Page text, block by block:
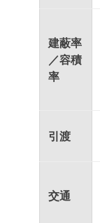
建蔽率
／容積
率
引渡
交通